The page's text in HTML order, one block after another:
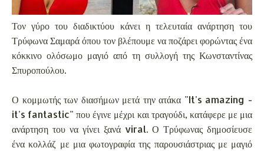
Τον γύρο του διαδικτύου κάνει η τελευταία ανάρτηση του
Τρύφωνα Σαμαρά όπου τον βλέπουμε να ποζάρει φορώντας ένα
κόκκινο ολόσωμο μαγιό από τη συλλογή της Κωνσταντίνας
Σπυροπούλου.
Ο κομμωτής των διασήμων μετά την ατάκα "It's amazing -
it's fantastic" που έγινε μέχρι και τραγούδι, κατάφερε με μια
ανάρτηση του να γίνει ξανά viral. Ο Τρύφωνας δημοσίευσε
ένα κολλάζ με μια φωτογραφία της παρουσιάστριας με μαγιό